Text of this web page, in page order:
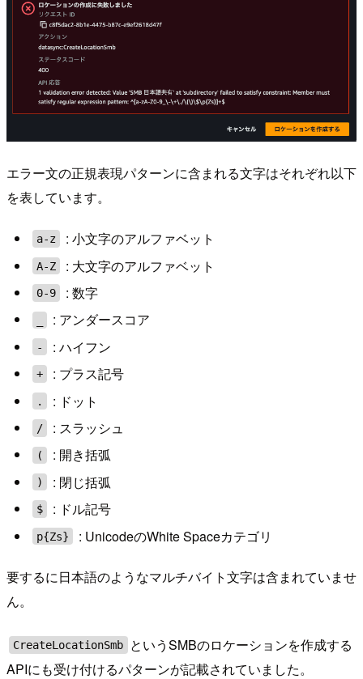
エラー文の正規表現パターンに含まれる文字はそれぞれ以下
を表しています。
a-z : 小文字のアルファベット
A-Z : 大文字のアルファベット
0-9 : 数字
: アンダースコア
- : ハイフン
+ : プラス記号
. : ドット
/ : スラッシュ
( : 開き括弧
) : 閉じ括弧
$ : ドル記号
p{Zs} : UnicodeのWhite Spaceカテゴリ
要するに日本語のようなマルチバイト文字は含まれていませ
ん。
CreateLocationSmb
というSMBのロケーションを作成する
APIにも受け付けるパターンが記載されていました。